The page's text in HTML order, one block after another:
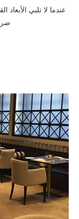
عندما لا تلبي